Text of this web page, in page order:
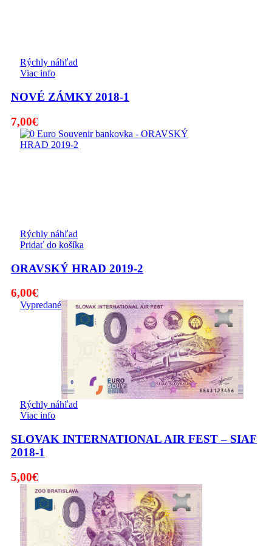
Rýchly náhľad
Viac info
NOVÉ ZÁMKY 2018-1
7,00€
Rýchly náhľad
Pridať do košíka
ORAVSKÝ HRAD 2019-2
6,00€
Vypredané
Rýchly náhľad
Viac info
SLOVAK INTERNATIONAL AIR FEST – SIAF
2018-1
5,00€